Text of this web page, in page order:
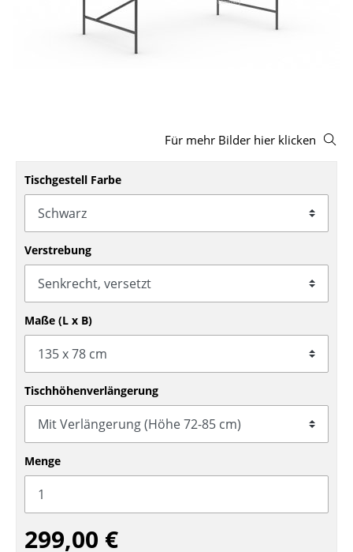
Schaukelstühle
Bürodrehstühle
Konferenzstühle
Bürosessel
Einzelteile
... alle Sitzmöbel
Tische
Esstische
Beistelltische
Couchtische
Schreibtische
Sekretäre & PC-Tische
Für mehr Bilder hier klicken
Tischgestell Farbe
Verstrebung
Maße (L x B)
Tischhöhenverlängerung
Menge
299,00 €